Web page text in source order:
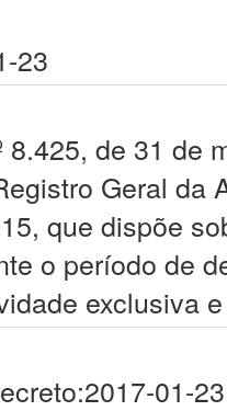
23
8.425, de 31 de
Geral da
que dispõe
o período de
exclusiva
01-